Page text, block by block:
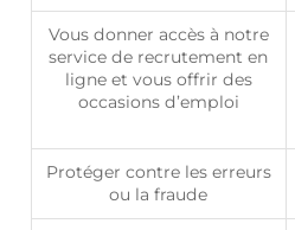
Vous donner accès à notre
service de recrutement en
ligne et vous offrir des
occasions d’emploi
Protéger contre les erreurs
ou la fraude